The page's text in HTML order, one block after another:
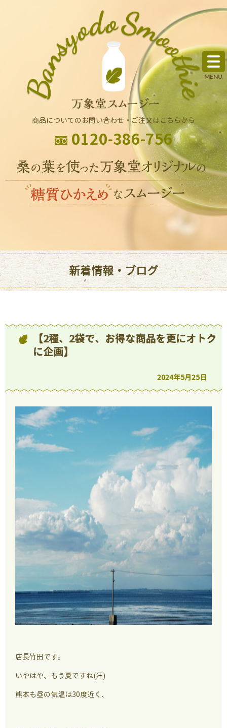
商品についてのお問い合わせ・ご注文はこちらから
0120-386-756
新着情報・ブログ
【2種、2袋で、お得な商品を更にオトク
に企画】
2024年5月25日
店長竹田です。
いやはや、もう夏ですね(汗)
熊本も昼の気温は30度近く、